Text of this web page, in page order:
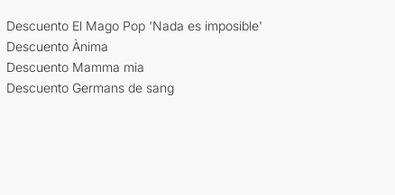
Descuento El Mago Pop 'Nada es imposible'
Descuento Ànima
Descuento Mamma mia
Descuento Germans de sang